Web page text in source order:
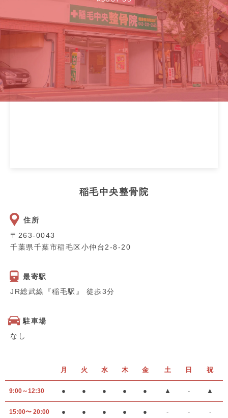
稲毛中央整骨院
住所
〒263-0043
千葉県千葉市稲毛区小仲台2-8-20
最寄駅
JR総武線『稲毛駅』 徒歩3分
駐車場
なし
月 火 水 木 金 土 日 祝
9:00～12:30 ● ● ● ● ● ▲ - ▲
15:00〜 20:00 ● ● ● ● ● - - -